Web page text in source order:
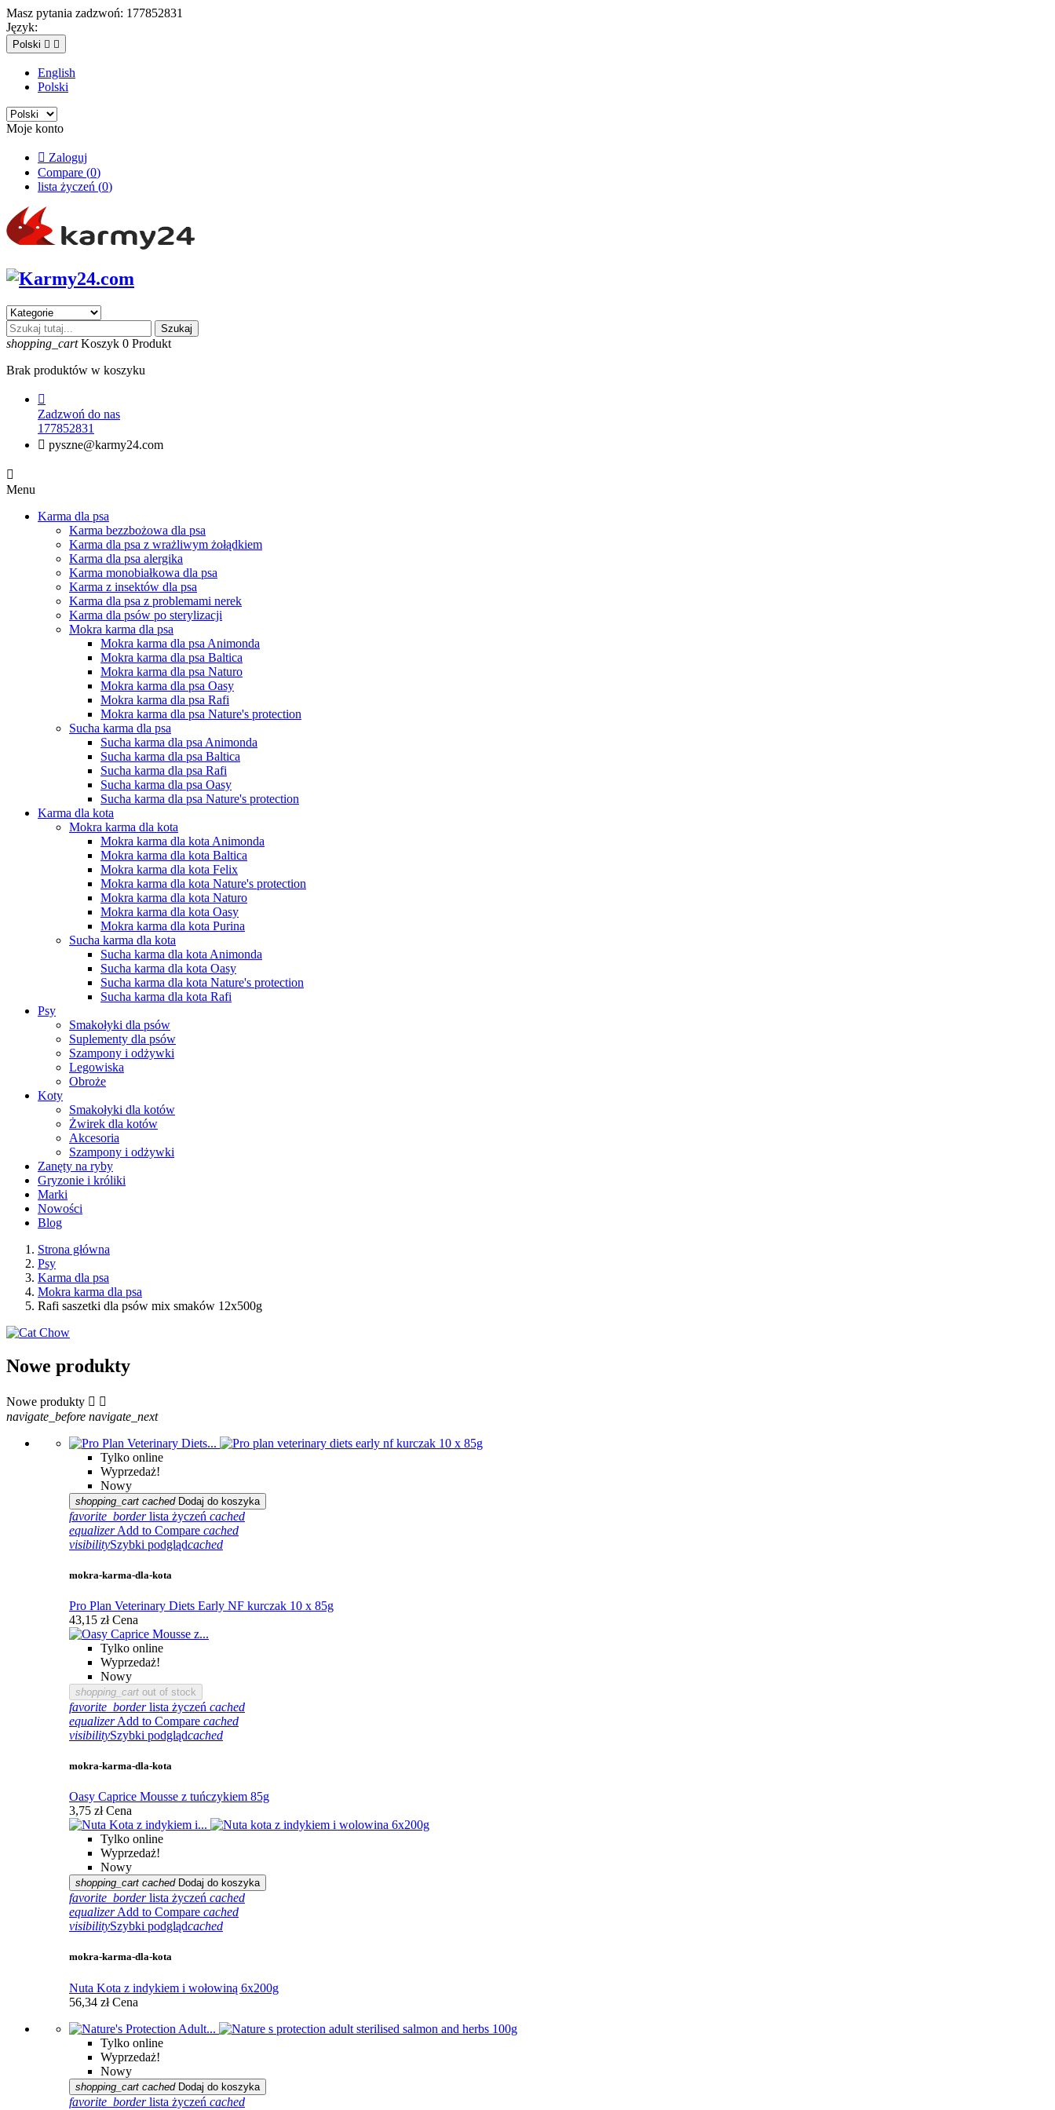
Masz pytania zadzwoń: 177852831
Język:
Polski  
English
Polski
Moje konto
 Zaloguj
Compare (0)
lista życzeń (0)
Szukaj
shopping_cart Koszyk 0 Produkt
Brak produktów w koszyku

Zadzwoń do nas
177852831
 pyszne@karmy24.com

Menu
Karma dla psa
Karma bezzbożowa dla psa
Karma dla psa z wrażliwym żołądkiem
Karma dla psa alergika
Karma monobiałkowa dla psa
Karma z insektów dla psa
Karma dla psa z problemami nerek
Karma dla psów po sterylizacji
Mokra karma dla psa
Mokra karma dla psa Animonda
Mokra karma dla psa Baltica
Mokra karma dla psa Naturo
Mokra karma dla psa Oasy
Mokra karma dla psa Rafi
Mokra karma dla psa Nature's protection
Sucha karma dla psa
Sucha karma dla psa Animonda
Sucha karma dla psa Baltica
Sucha karma dla psa Rafi
Sucha karma dla psa Oasy
Sucha karma dla psa Nature's protection
Karma dla kota
Mokra karma dla kota
Mokra karma dla kota Animonda
Mokra karma dla kota Baltica
Mokra karma dla kota Felix
Mokra karma dla kota Nature's protection
Mokra karma dla kota Naturo
Mokra karma dla kota Oasy
Mokra karma dla kota Purina
Sucha karma dla kota
Sucha karma dla kota Animonda
Sucha karma dla kota Oasy
Sucha karma dla kota Nature's protection
Sucha karma dla kota Rafi
Psy
Smakołyki dla psów
Suplementy dla psów
Szampony i odżywki
Legowiska
Obroże
Koty
Smakołyki dla kotów
Żwirek dla kotów
Akcesoria
Szampony i odżywki
Zanęty na ryby
Gryzonie i króliki
Marki
Nowości
Blog
Strona główna
Psy
Karma dla psa
Mokra karma dla psa
Rafi saszetki dla psów mix smaków 12x500g
Nowe produkty
Nowe produkty  
navigate_before navigate_next
Tylko online
Wyprzedaż!
Nowy
shopping_cart cached Dodaj do koszyka
favorite_border lista życzeń cached
equalizer Add to Compare cached
visibilitySzybki podglądcached
mokra-karma-dla-kota
Pro Plan Veterinary Diets Early NF kurczak 10 x 85g
43,15 zł Cena
Tylko online
Wyprzedaż!
Nowy
shopping_cart out of stock
favorite_border lista życzeń cached
equalizer Add to Compare cached
visibilitySzybki podglądcached
mokra-karma-dla-kota
Oasy Caprice Mousse z tuńczykiem 85g
3,75 zł Cena
Tylko online
Wyprzedaż!
Nowy
shopping_cart cached Dodaj do koszyka
favorite_border lista życzeń cached
equalizer Add to Compare cached
visibilitySzybki podglądcached
mokra-karma-dla-kota
Nuta Kota z indykiem i wołowiną 6x200g
56,34 zł Cena
Tylko online
Wyprzedaż!
Nowy
shopping_cart cached Dodaj do koszyka
favorite_border lista życzeń cached